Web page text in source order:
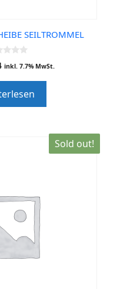
SEILTROMMEL
inkl. 7.7% MwSt.
Sold out!